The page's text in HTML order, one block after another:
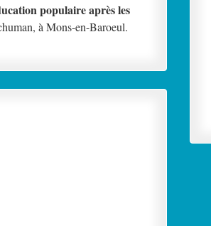
populaire après les
à Mons-en-Baroeul.